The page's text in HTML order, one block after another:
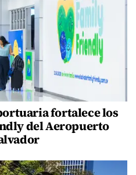
fortalece los
del Aeropuerto